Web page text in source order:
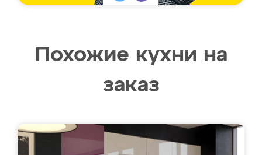
Похожие кухни на
заказ